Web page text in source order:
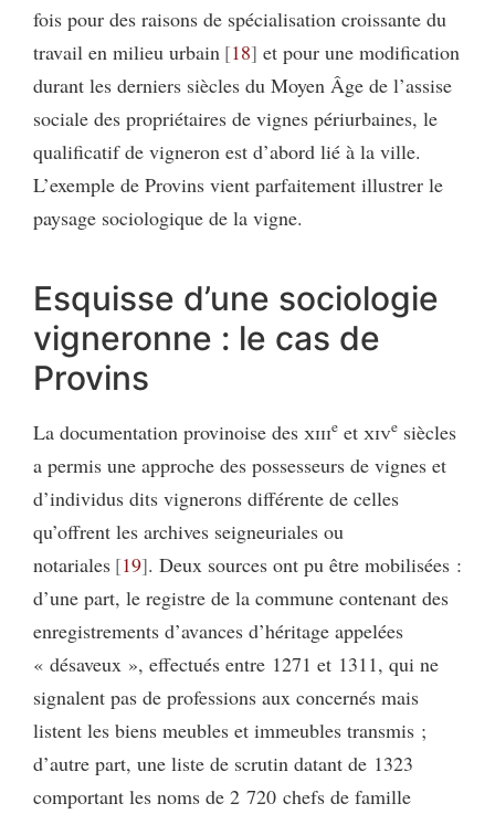
fois pour des raisons de spécialisation croissante du
travail en milieu urbain 18 et pour une modification
durant les derniers siècles du Moyen Âge de l’assise
sociale des propriétaires de vignes périurbaines, le
qualificatif de vigneron est d’abord lié à la ville.
L’exemple de Provins vient parfaitement illustrer le
paysage sociologique de la vigne.
Esquisse d’une sociologie
vigneronne : le cas de
Provins
La documentation provinoise des xiiie et xive siècles
a permis une approche des possesseurs de vignes et
d’individus dits vignerons différente de celles
qu’offrent les archives seigneuriales ou
notariales 19 . Deux sources ont pu être mobilisées :
d’une part, le registre de la commune contenant des
enregistrements d’avances d’héritage appelées
« désaveux », effectués entre 1271 et 1311, qui ne
signalent pas de professions aux concernés mais
listent les biens meubles et immeubles transmis ;
d’autre part, une liste de scrutin datant de 1323
comportant les noms de 2 720 chefs de famille